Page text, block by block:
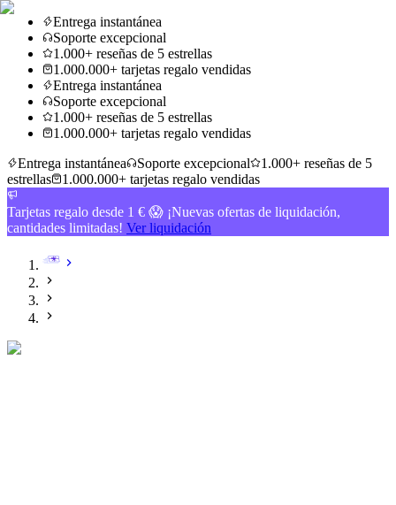
Entrega instantánea
Soporte excepcional
1.000+ reseñas de 5 estrellas
1.000.000+ tarjetas regalo vendidas
Entrega instantánea
Soporte excepcional
1.000+ reseñas de 5 estrellas
1.000.000+ tarjetas regalo vendidas
Entrega instantánea
Soporte excepcional
1.000+ reseñas de 5
estrellas
1.000.000+ tarjetas regalo vendidas
Tarjetas regalo desde 1 € 😱 ¡Nuevas ofertas de liquidación,
cantidades limitadas! Ver liquidación